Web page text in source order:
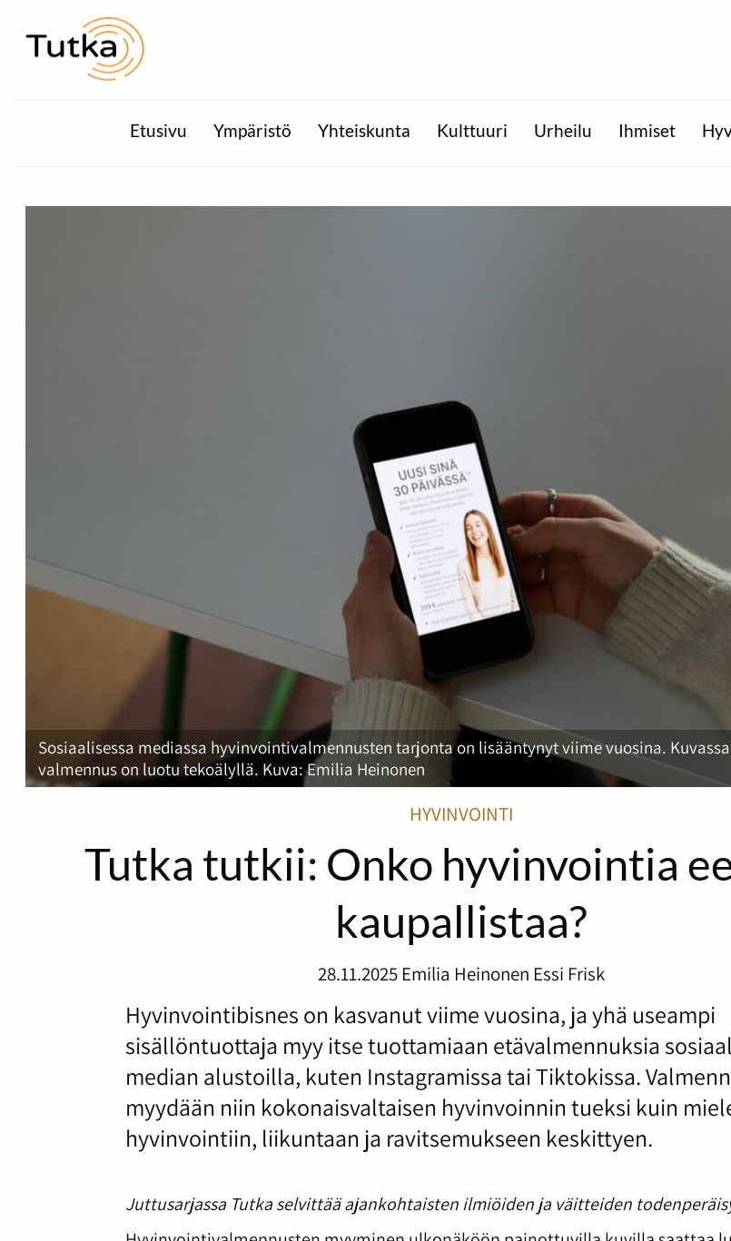
Etusivu Ympäristö Yhteiskunta Kulttuuri Urheilu Ihmiset
Sosiaalisessa mediassa hyvinvointivalmennusten tarjonta on lisääntynyt viime vuosina.
valmennus on luotu tekoälyllä. Kuva: Emilia Heinonen
HYVINVOINTI
Tutka tutkii: Onko hyvinvointia
kaupallistaa?
28.11.2025 Emilia Heinonen Essi Frisk
Hyvinvointibisnes on kasvanut viime vuosina, ja yhä useampi
sisällöntuottaja myy itse tuottamiaan etävalmennuksia
median alustoilla, kuten Instagramissa tai Tiktokissa.
myydään niin kokonaisvaltaisen hyvinvoinnin tueksi kuin
hyvinvointiin, liikuntaan ja ravitsemukseen keskittyen.
Juttusarjassa Tutka selvittää ajankohtaisten ilmiöiden ja väitteiden